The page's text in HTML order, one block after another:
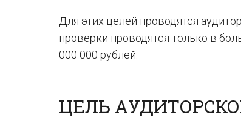
Для этих целей проводятся
проверки проводятся только в
000 000 рублей.
ЦЕЛЬ